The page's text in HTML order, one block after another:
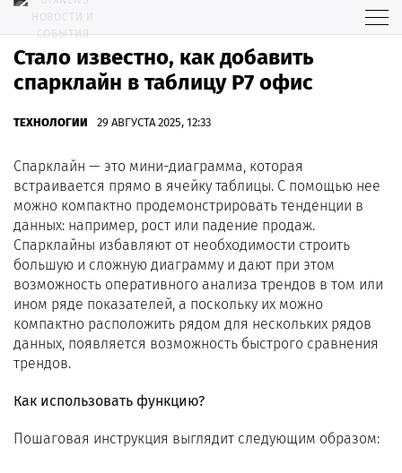
Стало известно, как добавить
спарклайн в таблицу Р7 офис
ТЕХНОЛОГИИ 29 АВГУСТА 2025, 12:33
Спарклайн — это мини-диаграмма, которая
встраивается прямо в ячейку таблицы. С помощью нее
можно компактно продемонстрировать тенденции в
данных: например, рост или падение продаж.
Спарклайны избавляют от необходимости строить
большую и сложную диаграмму и дают при этом
возможность оперативного анализа трендов в том или
ином ряде показателей, а поскольку их можно
компактно расположить рядом для нескольких рядов
данных, появляется возможность быстрого сравнения
трендов.
Как использовать функцию?
Пошаговая инструкция выглядит следующим образом: